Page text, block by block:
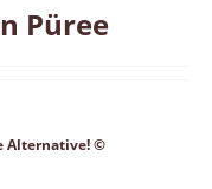
Püree
Alternative! ©